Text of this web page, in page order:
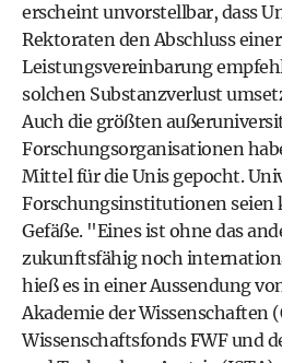
erscheint unvorstellbar, dass
Rektoraten den Abschluss einer
Leistungsvereinbarung
solchen Substanzverlust
Auch die größten
Forschungsorganisationen
Mittel für die Unis gepocht.
Forschungsinstitutionen seien
Gefäße. "Eines ist ohne das
zukunftsfähig noch
hieß es in einer Aussendung
Akademie der Wissenschaften
Wissenschaftsfonds FWF und